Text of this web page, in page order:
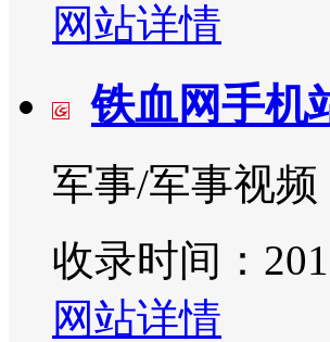
网站详情
铁血网手机
军事/军事视频
收录时间：
网站详情